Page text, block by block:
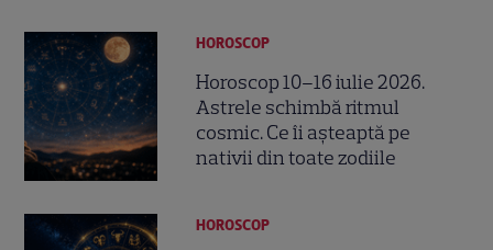
HOROSCOP
Horoscop 10–16 iulie 2026.
Astrele schimbă ritmul
cosmic. Ce îi așteaptă pe
nativii din toate zodiile
HOROSCOP